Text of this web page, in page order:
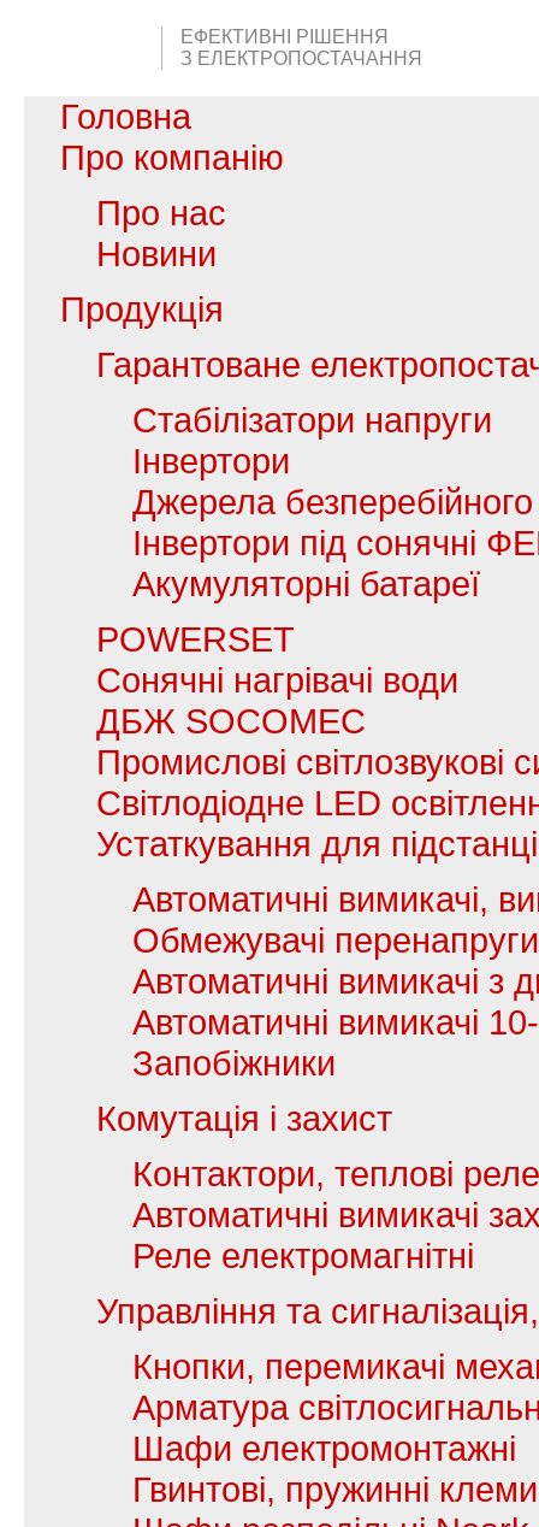
ЕФЕКТИВНІ РІШЕННЯ
З ЕЛЕКТРОПОСТАЧАННЯ
Головна
Про компанію
Про нас
Новини
Продукція
Гарантоване
Стабілізатори напруги
Інвертори
Джерела
Інвертори під сонячні
Акумуляторні батареї
POWERSET
Сонячні нагрівачі води
ДБЖ SOCOMEC
Промислові світлозвукові
Світлодіодне LED
Устаткування для
Автоматичні вимикачі,
Обмежувачі перенапруги
Автоматичні вимикачі з
Автоматичні вимикачі
Запобіжники
Комутація і захист
Контактори, теплові реле
Автоматичні вимикачі
Реле електромагнітні
Управління та
Кнопки, перемикачі
Арматура
Шафи електромонтажні
Гвинтові, пружинні